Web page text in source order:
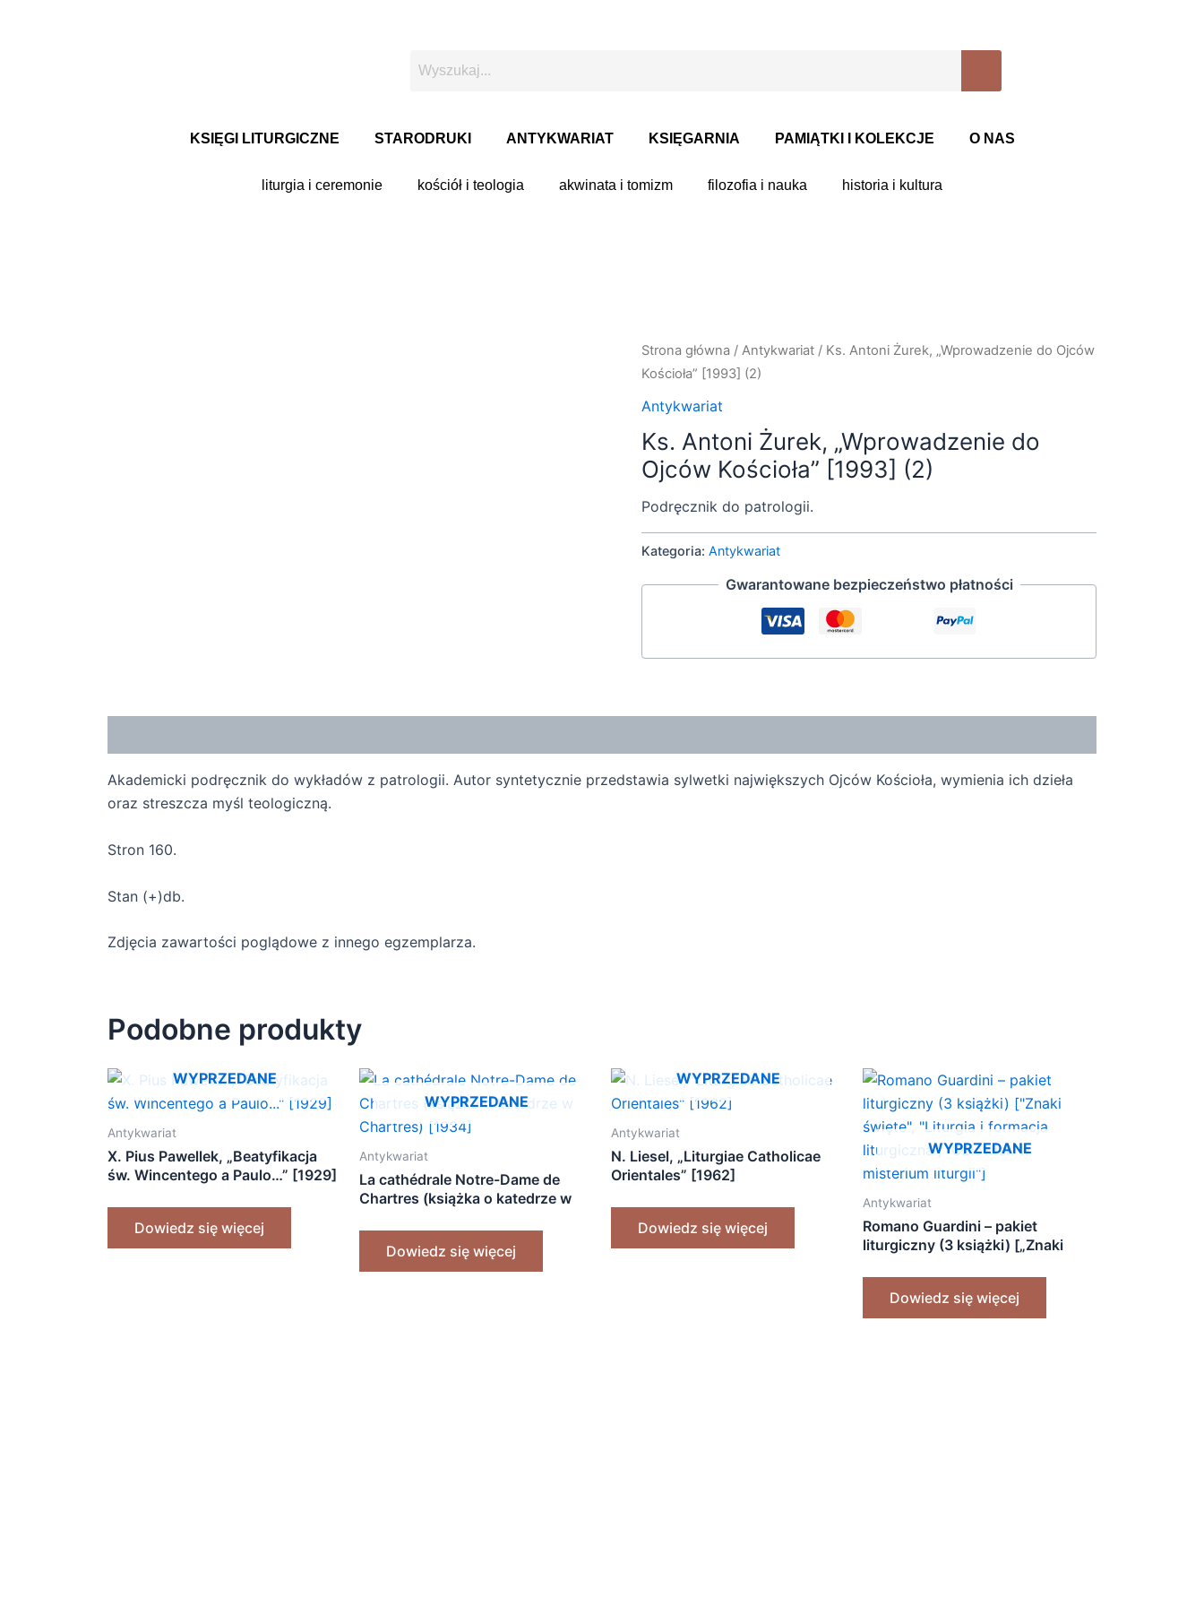
KSIĘGI LITURGICZNE STARODRUKI ANTYKWARIAT KSIĘGARNIA PAMIĄTKI I KOLEKCJE O NAS
liturgia i ceremonie kościół i teologia akwinata i tomizm filozofia i nauka historia i kultura
Strona główna /Antykwariat / Ks. Antoni Żurek, „Wprowadzenie do Ojców
Kościoła” [1993] (2)
Antykwariat
Ks. Antoni Żurek, „Wprowadzenie do
Ojców Kościoła” [1993] (2)
Podręcznik do patrologii.
Kategoria:Antykwariat
Gwarantowane bezpieczeństwo płatności
Akademicki podręcznik do wykładów z patrologii. Autor syntetycznie przedstawia sylwetki największych Ojców Kościoła, wymienia ich dzieła
oraz streszcza myśl teologiczną.
Stron 160.
Stan (+)db.
Zdjęcia zawartości poglądowe z innego egzemplarza.
Podobne produkty
WYPRZEDANE
Antykwariat
X. Pius Pawellek, „Beatyfikacja
św. Wincentego a Paulo…” [1929]
Dowiedz się więcej
WYPRZEDANE
Antykwariat
La cathédrale Notre-Dame de
Chartres (książka o katedrze w
Dowiedz się więcej
WYPRZEDANE
Antykwariat
N. Liesel, „Liturgiae Catholicae
Orientales” [1962]
Dowiedz się więcej
WYPRZEDANE
Antykwariat
Romano Guardini – pakiet
liturgiczny (3 książki) [„Znaki
liturgiczna”, „Człowiek w
misterium liturgii”]
Dowiedz się więcej